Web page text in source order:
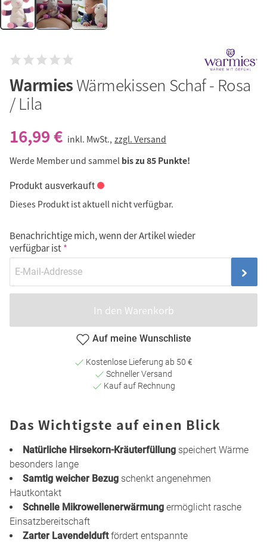
WarmiesWärmekissen Schaf - Rosa
/ Lila
16,99 € inkl. MwSt., zzgl. Versand
Werde Member und sammel bis zu 85 Punkte!
Produkt ausverkauft
Dieses Produkt ist aktuell nicht verfügbar.
Benachrichtige mich, wenn der Artikel wieder
verfügbar ist
In den Warenkorb
Auf meine Wunschliste
Kostenlose Lieferung ab 50 €
Schneller Versand
Kauf auf Rechnung
Das Wichtigste auf einen Blick
Natürliche Hirsekorn-Kräuterfüllung speichert Wärme
besonders lange
Samtig weicher Bezug schenkt angenehmen
Hautkontakt
Schnelle Mikrowellenerwärmung ermöglicht rasche
Einsatzbereitschaft
Zarter Lavendelduftfördert entspannte